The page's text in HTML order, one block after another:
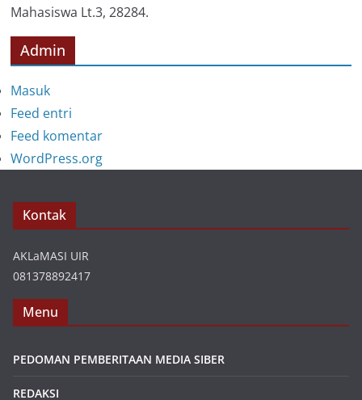
Mahasiswa Lt.3, 28284.
Admin
Masuk
Feed entri
Feed komentar
WordPress.org
Kontak
AKLaMASI UIR
081378892417
Menu
PEDOMAN PEMBERITAAN MEDIA SIBER
REDAKSI